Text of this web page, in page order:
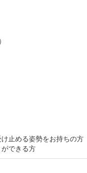
止める姿勢をお持ちの方
できる方